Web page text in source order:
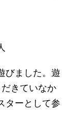
びました。遊
きていなか
ターとして参